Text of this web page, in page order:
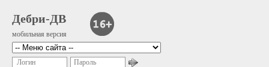
Дебри-ДВ
мобильная версия
Логин Пароль